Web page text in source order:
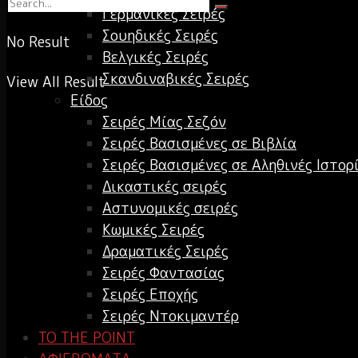
No Result
View All Result
Γερμανικές Σειρές
Σουηδικές Σειρές
Βελγικές Σειρές
Σκανδιναβικές Σειρές
Είδος
Σειρές Μίας Σεζόν
Σειρές Βασισμένες σε Βιβλία
Σειρές Βασισμένες σε Αληθινές
Δικαστικές σειρές
Αστυνομικές σειρές
Κωμικές Σειρές
Δραματικές Σειρές
Σειρές Φαντασίας
Σειρές Εποχής
Σειρές Ντοκιμαντέρ
TO THE POINT